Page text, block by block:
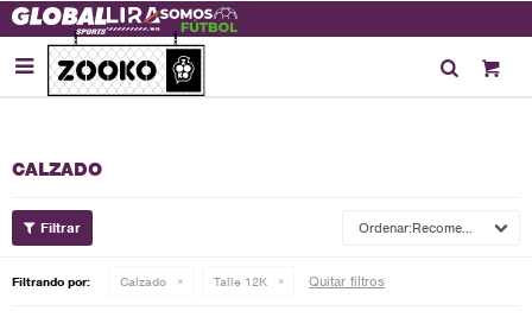

CALZADO
Recomendados
Filtrando por: Calzado Talle 12K Quitar filtros